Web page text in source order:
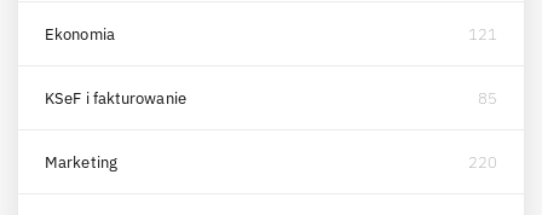
Ekonomia 121
KSeF i fakturowanie 85
Marketing 220